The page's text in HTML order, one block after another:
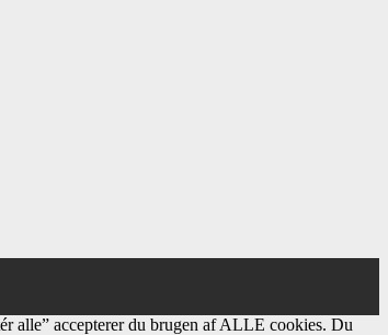
alle” accepterer du brugen af ​​ALLE cookies. Du